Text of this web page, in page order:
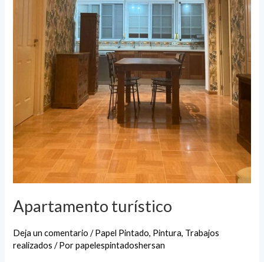
Apartamento turístico
Deja un comentario /Papel Pintado, Pintura, Trabajos
realizados / Porpapelespintadoshersan